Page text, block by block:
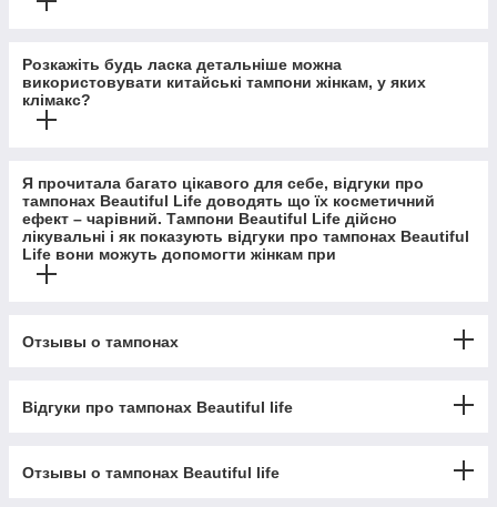
Розкажіть будь ласка детальніше можна
використовувати китайські тампони жінкам, у яких
клімакс?
Я прочитала багато цікавого для себе, відгуки про
тампонах Beautiful Life доводять що їх косметичний
ефект – чарівний. Тампони Beautiful Life дійсно
лікувальні і як показують відгуки про тампонах Beautiful
Life вони можуть допомогти жінкам при
Отзывы о тампонах
Відгуки про тампонах Beautiful life
Отзывы о тампонах Beautiful life